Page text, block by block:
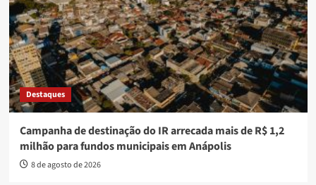
Destaques
Campanha de destinação do IR arrecada mais de R$ 1,2
milhão para fundos municipais em Anápolis
8 de agosto de 2026